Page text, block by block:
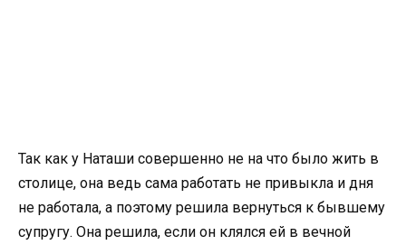
Так как у Наташи совершенно не на что было жить в
столице, она ведь сама работать не привыкла и дня
не работала, а поэтому решила вернуться к бывшему
супругу. Она решила, если он клялся ей в вечной